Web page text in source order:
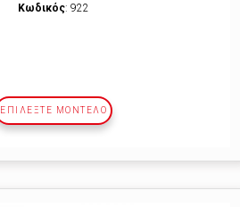
Κωδικός: 922
ΕΠΙΛΕΞΤΕ ΜΟΝΤΕΛΟ